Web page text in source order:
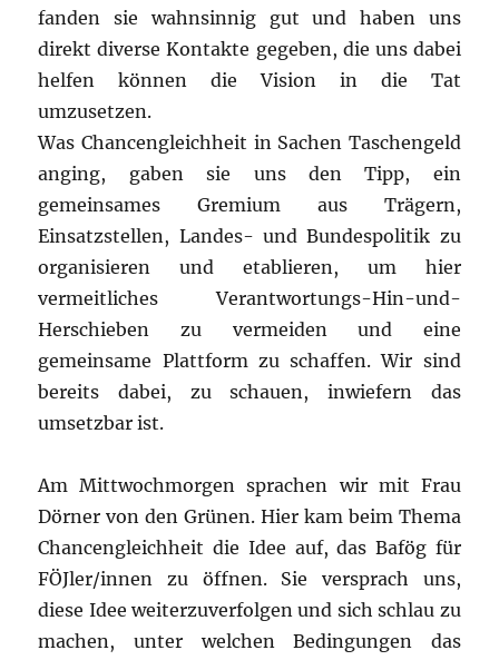
fanden sie wahnsinnig gut und haben uns
direkt diverse Kontakte gegeben, die uns dabei
helfen können die Vision in die Tat
umzusetzen.
Was Chancengleichheit in Sachen Taschengeld
anging, gaben sie uns den Tipp, ein
gemeinsames Gremium aus Trägern,
Einsatzstellen, Landes- und Bundespolitik zu
organisieren und etablieren, um hier
vermeitliches Verantwortungs-Hin-und-
Herschieben zu vermeiden und eine
gemeinsame Plattform zu schaffen. Wir sind
bereits dabei, zu schauen, inwiefern das
umsetzbar ist.
Am Mittwochmorgen sprachen wir mit Frau
Dörner von den Grünen. Hier kam beim Thema
Chancengleichheit die Idee auf, das Bafög für
FÖJler/innen zu öffnen. Sie versprach uns,
diese Idee weiterzuverfolgen und sich schlau zu
machen, unter welchen Bedingungen das